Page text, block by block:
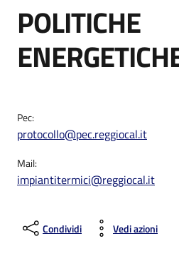
POLITICHE
Pec:
protocollo@pec.reggiocal.it
Mail:
impiantitermici@reggiocal.it
Condividi Vedi azioni